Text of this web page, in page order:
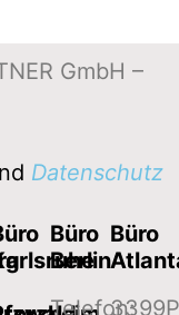
GmbH –
Datenschutz
Büro
Berlin
Telefon:
Büro